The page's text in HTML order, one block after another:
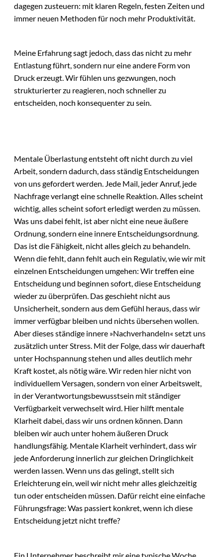
dagegen zusteuern: mit klaren Regeln, festen Zeiten und
immer neuen Methoden für noch mehr Produktivität.
Meine Erfahrung sagt jedoch, dass das nicht zu mehr
Entlastung führt, sondern nur eine andere Form von
Druck erzeugt. Wir fühlen uns gezwungen, noch
strukturierter zu reagieren, noch schneller zu
entscheiden, noch konsequenter zu sein.
Mentale Überlastung entsteht oft nicht durch zu viel
Arbeit, sondern dadurch, dass ständig Entscheidungen
von uns gefordert werden. Jede Mail, jeder Anruf, jede
Nachfrage verlangt eine schnelle Reaktion. Alles scheint
wichtig, alles scheint sofort erledigt werden zu müssen.
Was uns dabei fehlt, ist aber nicht eine neue äußere
Ordnung, sondern eine innere Entscheidungsordnung.
Das ist die Fähigkeit, nicht alles gleich zu behandeln.
Wenn die fehlt, dann fehlt auch ein Regulativ, wie wir mit
einzelnen Entscheidungen umgehen: Wir treffen eine
Entscheidung und beginnen sofort, diese Entscheidung
wieder zu überprüfen. Das geschieht nicht aus
Unsicherheit, sondern aus dem Gefühl heraus, dass wir
immer verfügbar bleiben und nichts übersehen wollen.
Aber dieses ständige innere »Nachverhandeln« setzt uns
zusätzlich unter Stress. Mit der Folge, dass wir dauerhaft
unter Hochspannung stehen und alles deutlich mehr
Kraft kostet, als nötig wäre. Wir reden hier nicht von
individuellem Versagen, sondern von einer Arbeitswelt,
in der Verantwortungsbewusstsein mit ständiger
Verfügbarkeit verwechselt wird. Hier hilft mentale
Klarheit dabei, dass wir uns ordnen können. Dann
bleiben wir auch unter hohem äußeren Druck
handlungsfähig. Mentale Klarheit verhindert, dass wir
jede Anforderung innerlich zur gleichen Dringlichkeit
werden lassen. Wenn uns das gelingt, stellt sich
Erleichterung ein, weil wir nicht mehr alles gleichzeitig
tun oder entscheiden müssen. Dafür reicht eine einfache
Führungsfrage: Was passiert konkret, wenn ich diese
Entscheidung jetzt nicht treffe?
Ein Unternehmer beschreibt mir eine typische Woche